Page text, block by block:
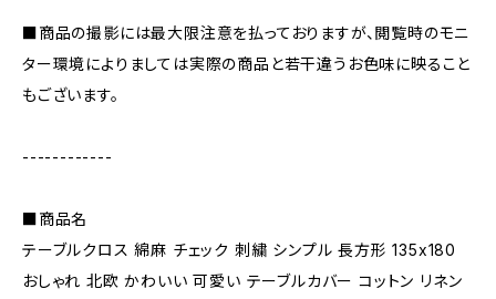
■商品の撮影には最大限注意を払っておりますが、閲覧時のモニ
ター環境によりましては実際の商品と若干違うお色味に映ること
もございます。
------------
■商品名
テーブルクロス 綿麻 チェック 刺繍 シンプル 長方形 135x180
おしゃれ 北欧 かわいい 可愛い テーブルカバー コットン リネン